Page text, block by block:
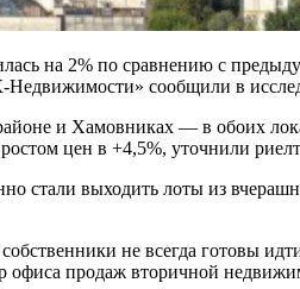
на 2% по сравнению с
сообщили в
и Хамовниках — в обоих
цен в +4,5%, уточнили
стали выходить лоты из
не всегда готовы
офиса продаж вторичной